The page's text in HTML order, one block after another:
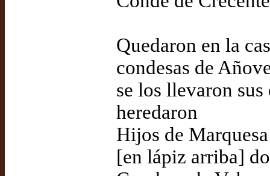
Quedaron en la
condesas de
se los llevaron
heredaron
Hijos de
[en lápiz arriba]